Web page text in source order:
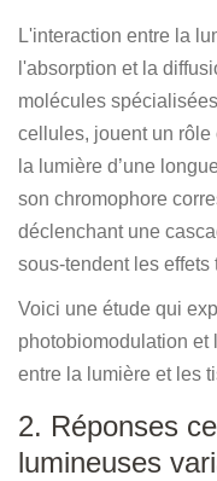
L'interaction entre la
l'absorption et la
molécules
cellules, jouent un
la lumière d’une
son chromophore
déclenchant une
sous-tendent les effets
Voici une étude qui
photobiomodulation et
entre la lumière et les
2. Réponses
lumineuses